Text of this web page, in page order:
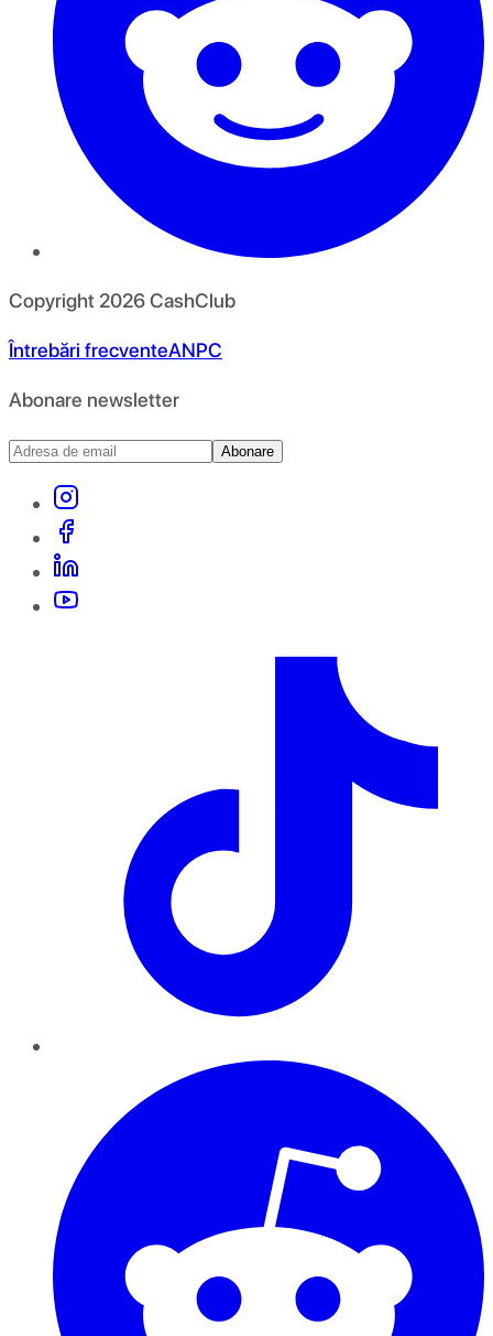
Copyright 2026CashClub
Întrebări frecventeANPC
Abonare newsletter
Abonare